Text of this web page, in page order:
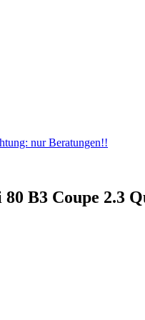
nur Beratungen!!
B3 Coupe 2.3